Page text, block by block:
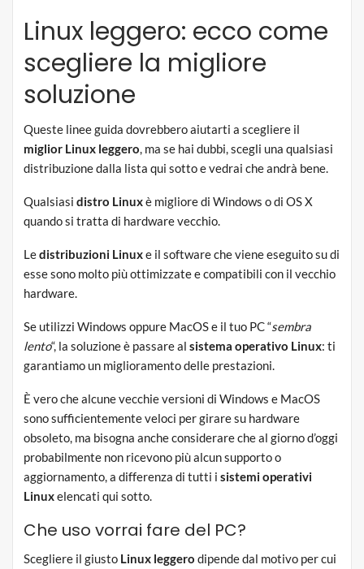
Linux leggero: ecco come
scegliere la migliore
soluzione
Queste linee guida dovrebbero aiutarti a scegliere il
miglior Linux leggero, ma se hai dubbi, scegli una qualsiasi
distribuzione dalla lista qui sotto e vedrai che andrà bene.
Qualsiasi distro Linuxè migliore di Windows o di OS X
quando si tratta di hardware vecchio.
Ledistribuzioni Linuxe il software che viene eseguito su di
esse sono molto più ottimizzate e compatibili con il vecchio
hardware.
Se utilizzi Windows oppure MacOS e il tuo PC “sembra
lento“, la soluzione è passare al sistema operativo Linux: ti
garantiamo un miglioramento delle prestazioni.
È vero che alcune vecchie versioni di Windows e MacOS
sono sufficientemente veloci per girare su hardware
obsoleto, ma bisogna anche considerare che al giorno d’oggi
probabilmente non ricevono più alcun supporto o
aggiornamento, a differenza di tutti i sistemi operativi
Linuxelencati qui sotto.
Che uso vorrai fare del PC?
Scegliere il giusto Linux leggero dipende dal motivo per cui